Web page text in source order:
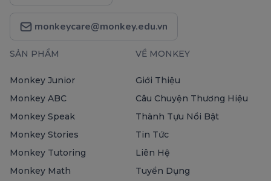
monkeycare@monkey.edu.vn
SẢN PHẨM
Monkey Junior
Monkey ABC
Monkey Speak
Monkey Stories
Monkey Tutoring
Monkey Math
VỀ MONKEY
Giới Thiệu
Câu Chuyện Thương Hiệu
Thành Tựu Nổi Bật
Tin Tức
Liên Hệ
Tuyển Dụng